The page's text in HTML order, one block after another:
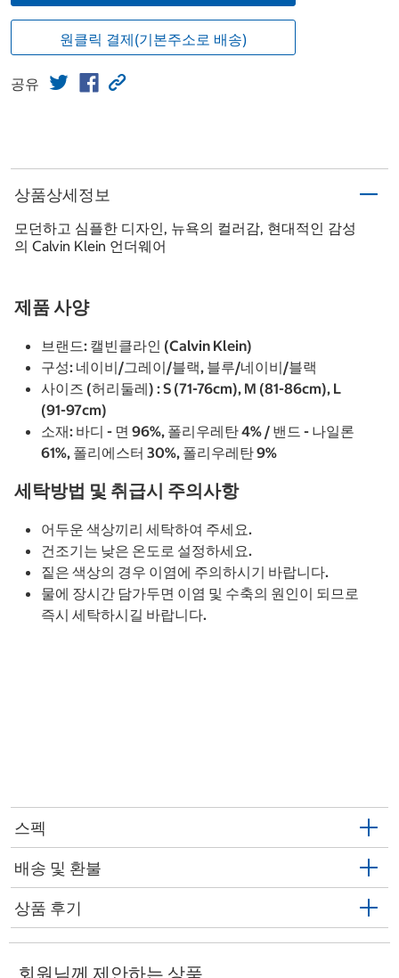
원클릭 결제(기본주소로 배송)
공유
상품상세정보
모던하고 심플한 디자인, 뉴욕의 컬러감, 현대적인 감성
의 Calvin Klein 언더웨어
제품 사양
브랜드: 캘빈클라인 (Calvin Klein)
구성: 네이비/그레이/블랙, 블루/네이비/블랙
사이즈 (허리둘레) : S (71-76cm), M (81-86cm), L
(91-97cm)
소재: 바디 - 면 96%, 폴리우레탄 4% / 밴드 - 나일론
61%, 폴리에스터 30%, 폴리우레탄 9%
세탁방법 및 취급시 주의사항
어두운 색상끼리 세탁하여 주세요.
건조기는 낮은 온도로 설정하세요.
짙은 색상의 경우 이염에 주의하시기 바랍니다.
물에 장시간 담가두면 이염 및 수축의 원인이 되므로
즉시 세탁하시길 바랍니다.
스펙
배송 및 환불
상품 후기
회원님께 제안하는 상품